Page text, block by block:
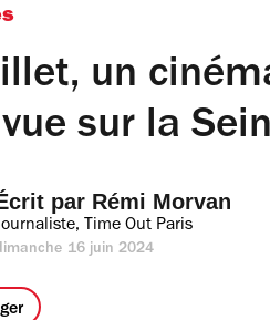
un
sur la
par Rémi Morvan
Time Out Paris
16 juin 2024